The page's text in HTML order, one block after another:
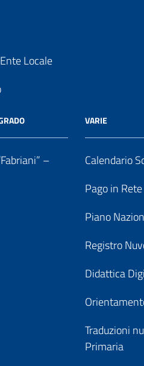
Locale
–
VARIE
Calendario
Pago in
Piano
Registro
Didattica
Traduzioni
Primaria